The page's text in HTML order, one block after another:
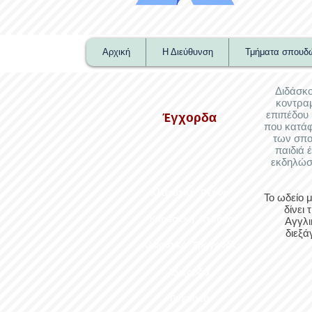
Αρχική Η Διεύθυνση Τμήματα
Έγχορδα
που
των
παιδιά
Το ωδείο